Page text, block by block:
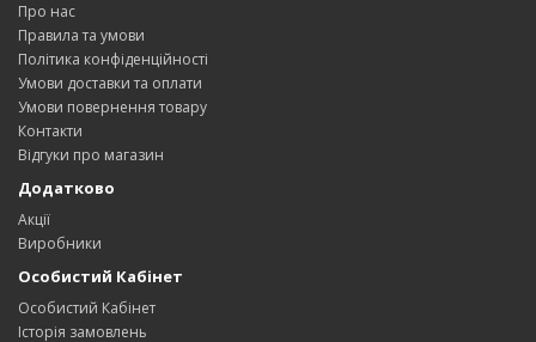
Про нас
Правила та умови
Політика конфіденційності
Умови доставки та оплати
Умови повернення товару
Контакти
Відгуки про магазин
Додатково
Акції
Виробники
Особистий Кабінет
Особистий Кабінет
Історія замовлень